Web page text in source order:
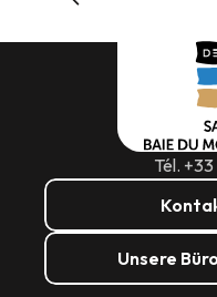
Tél.
Unsere